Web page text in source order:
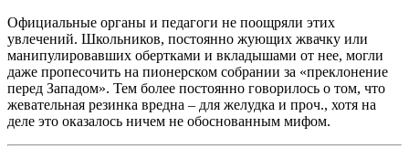
Официальные органы и педагоги не поощряли этих
увлечений. Школьников, постоянно жующих жвачку или
манипулировавших обертками и вкладышами от нее, могли
даже пропесочить на пионерском собрании за «преклонение
перед Западом». Тем более постоянно говорилось о том, что
жевательная резинка вредна – для желудка и проч., хотя на
деле это оказалось ничем не обоснованным мифом.